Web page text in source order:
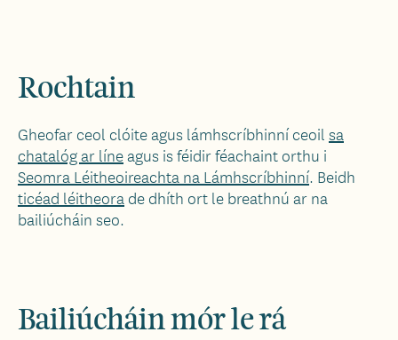
Rochtain
Gheofar ceol clóite agus lámhscríbhinní ceoilsa
chatalóg ar líneagus is féidir féachaint orthu i
Seomra Léitheoireachta na Lámhscríbhinní. Beidh
ticéad léitheorade dhíth ort le breathnú ar na
bailiúcháin seo.
Bailiúcháin mór le rá